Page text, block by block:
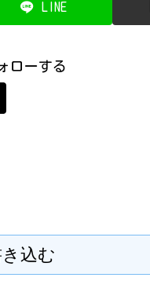
LINE
ローする
込む